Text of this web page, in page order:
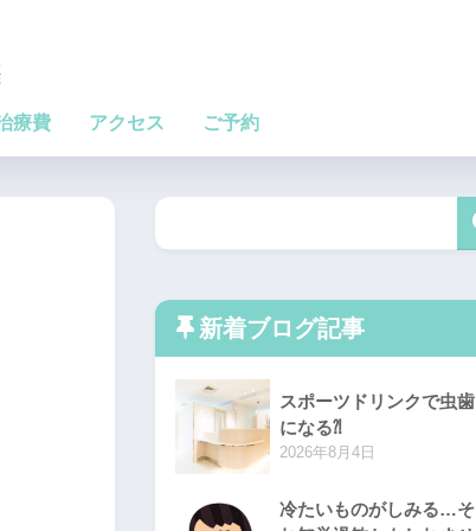
療費 アクセス ご予約
新着ブログ記事
スポーツドリンクで虫歯
になる⁈
2026年8月4日
冷たいものがしみる…そ